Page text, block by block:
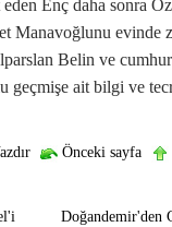
Enç daha sonra
Manavoğlunu evinde
Belin ve
ait bilgi ve
Önceki sayfa
Doğandemir'den